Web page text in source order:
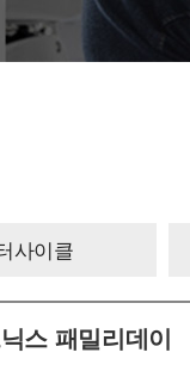
사이클
스 패밀리데이